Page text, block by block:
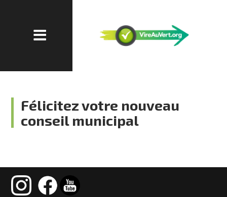
Félicitez votre nouveau
conseil municipal